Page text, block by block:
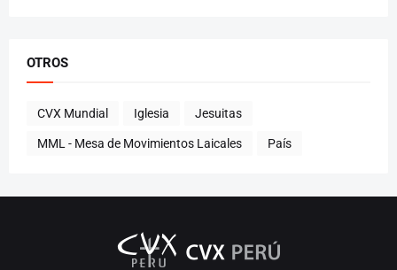
OTROS
CVX Mundial Iglesia Jesuitas
MML - Mesa de Movimientos Laicales País